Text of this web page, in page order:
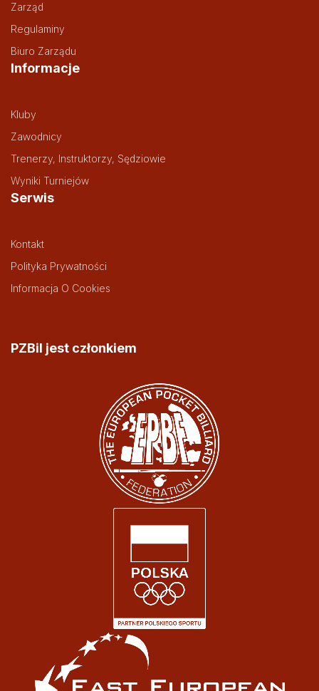
Zarząd
Regulaminy
Biuro Zarządu
Informacje
Kluby
Zawodnicy
Trenerzy, Instruktorzy, Sędziowie
Wyniki Turniejów
Serwis
Kontakt
Polityka Prywatności
Informacja O Cookies
PZBil jest członkiem